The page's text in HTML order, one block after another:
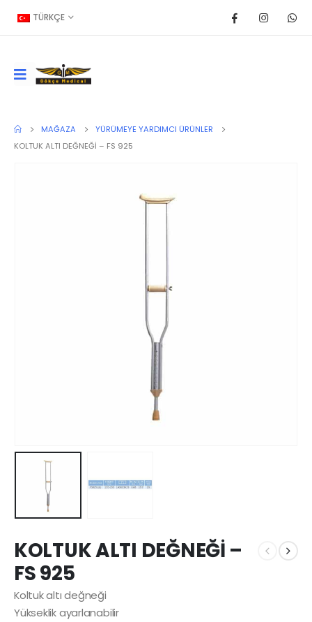
TÜRKÇE
MAĞAZA
YÜRÜMEYE YARDIMCI ÜRÜNLER
KOLTUK ALTI DEĞNEĞİ – FS 925
KOLTUK ALTI DEĞNEĞİ –
FS 925
Koltuk altı değneği
Yükseklik ayarlanabilir